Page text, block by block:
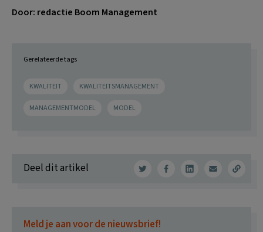
Door: redactie Boom Management
Gerelateerde tags
KWALITEIT KWALITEITSMANAGEMENT
MANAGEMENTMODEL MODEL
Deel dit artikel
Meld je aan voor de nieuwsbrief!